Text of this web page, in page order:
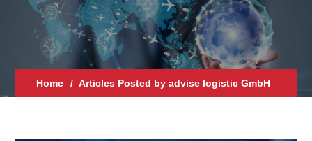
Home Articles Posted by advise logistic GmbH